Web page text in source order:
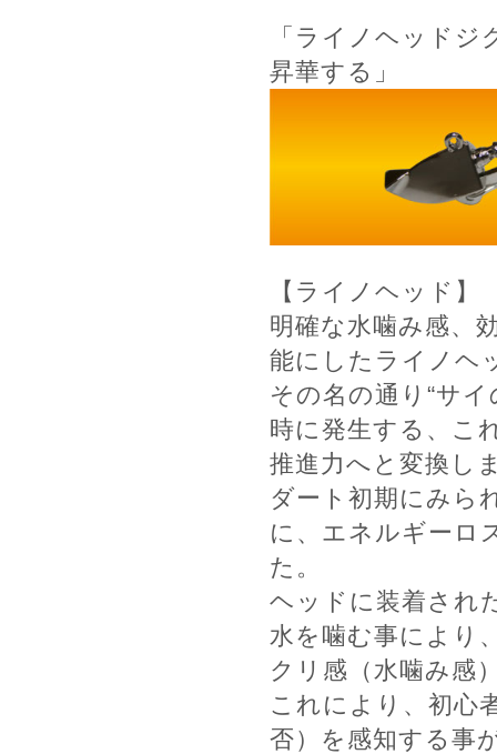
「ライノヘッド
昇華する」
【ライノヘッド】
明確な水噛み感、
能にしたライノヘ
その名の通り“サ
時に発生する、こ
推進力へと変換し
ダート初期にみら
に、エネルギーロ
た。
ヘッドに装着され
水を噛む事により
クリ感（水噛み感
これにより、初心
否）を感知する事